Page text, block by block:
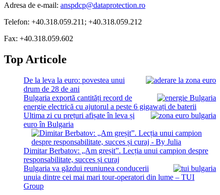
Adresa de e-mail: anspdcp@dataprotection.ro
Telefon: +40.318.059.211; +40.318.059.212
Fax: +40.318.059.602
Top Articole
De la leva la euro: povestea unui
drum de 28 de ani
Bulgaria exportă cantități record de
energie electrică cu ajutorul a peste 6 gigawați de baterii
Ultima zi cu prețuri afișate în leva și
euro în Bulgaria
Dimitar Berbatov: „Am greșit”. Lecția unui campion despre
responsabilitate, succes și curaj
Bulgaria va găzdui reuniunea conducerii
unuia dintre cei mai mari tour-operatori din lume – TUI
Group